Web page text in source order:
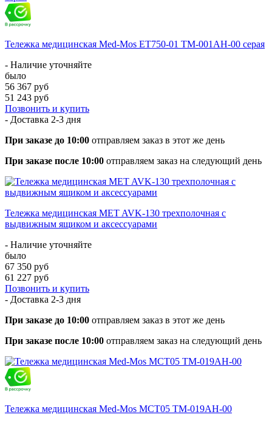
Тележка медицинская Med-Mos ЕТ750-01 ТМ-001АН-00 серая
- Наличие уточняйте
было
56 367 руб
51 243 руб
Позвонить и купить
- Доставка 2-3 дня
При заказе до 10:00 отправляем заказ в этот же день
При заказе после 10:00 отправляем заказ на следующий день
Тележка медицинская MET AVK-130 трехполочная с
выдвижным ящиком и аксессуарами
- Наличие уточняйте
было
67 350 руб
61 227 руб
Позвонить и купить
- Доставка 2-3 дня
При заказе до 10:00 отправляем заказ в этот же день
При заказе после 10:00 отправляем заказ на следующий день
Тележка медицинская Med-Mos МСТ05 ТМ-019АН-00